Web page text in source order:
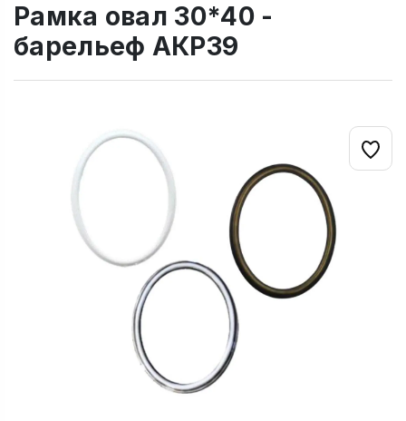
Рамка овал 30*40 -
барельеф АКР39